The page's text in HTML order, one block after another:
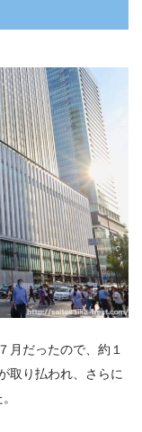
月だったので、約１
取り払われ、さらに